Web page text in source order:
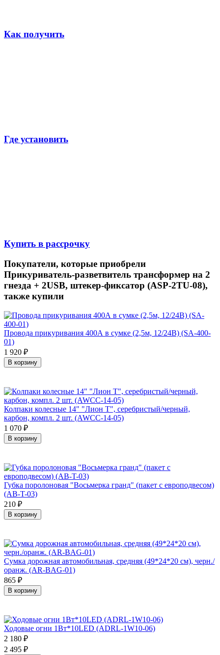
Как получить
Где установить
Купить в рассрочку
Покупатели, которые приобрели
Прикуриватель-разветвитель трансформер на 2
гнезда + 2USB, штекер-фиксатор (ASP-2TU-08),
также купили
Провода прикуривания 400А в сумке (2,5м, 12/24В) (SA-400-
01)
1 920 ₽
В корзину
Колпаки колесные 14" "Лион Т", серебристый/черный,
карбон, компл. 2 шт. (AWCC-14-05)
1 070 ₽
В корзину
Губка поролоновая "Восьмерка гранд" (пакет с европодвесом)
(AB-T-03)
210 ₽
В корзину
Сумка дорожная автомобильная, средняя (49*24*20 см), черн./
оранж. (AR-BAG-01)
865 ₽
В корзину
Ходовые огни 1Вт*10LED (ADRL-1W10-06)
2 180 ₽
2 495 ₽